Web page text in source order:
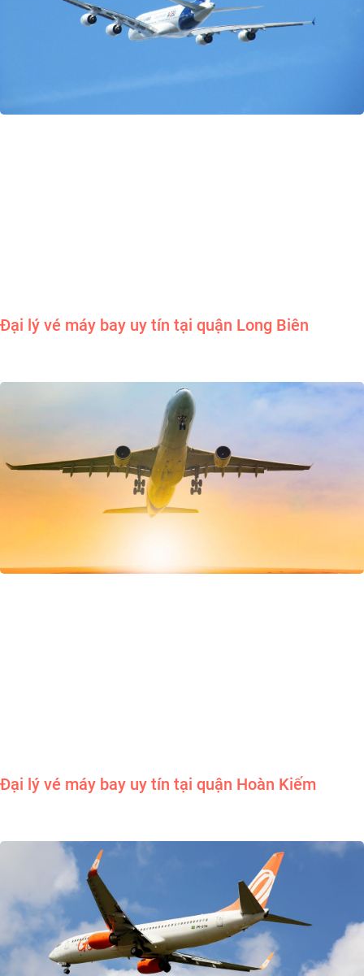
Đại lý vé máy bay uy tín tại quận Long Biên
Đại lý vé máy bay uy tín tại quận Hoàn Kiếm